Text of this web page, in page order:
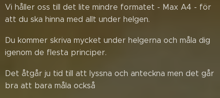
Vi håller oss till det lite mindre formatet - Max A4 - för
att du ska hinna med allt under helgen.
Du kommer skriva mycket under helgerna och måla dig
igenom de flesta principer.
Det åtgår ju tid till att lyssna och anteckna men det går
bra att bara måla också